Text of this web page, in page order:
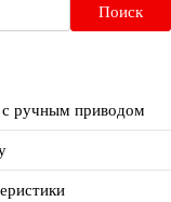
Поиск
с ручным приводом